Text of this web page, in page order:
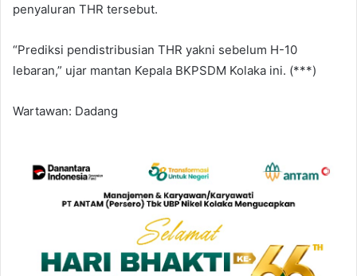
penyaluran THR tersebut.
“Prediksi pendistribusian THR yakni sebelum H-10
lebaran,” ujar mantan Kepala BKPSDM Kolaka ini. (***)
Wartawan: Dadang